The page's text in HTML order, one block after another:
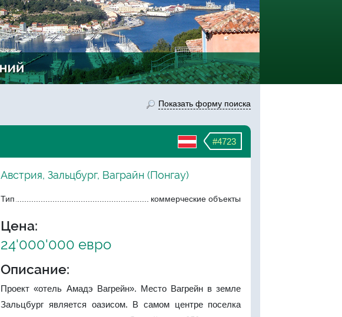
Показать форму поиска
#4723
Австрия, Зальцбург, Ваграйн (Понгау)
Тип коммерческие объекты
Цена:
24'000'000 евро
Описание:
Проект «отель Амадэ Вагрейн». Место Вагрейн в земле
Зальцбург является оазисом. В самом центре поселка